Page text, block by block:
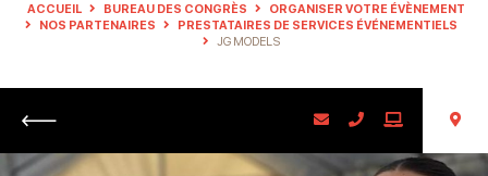
ACCUEIL BUREAU DES CONGRÈS
ORGANISER VOTRE ÉVÈNEMENT
NOS PARTENAIRES
PRESTATAIRES DE SERVICES ÉVÉNEMENTIELS
JG MODELS
Retour